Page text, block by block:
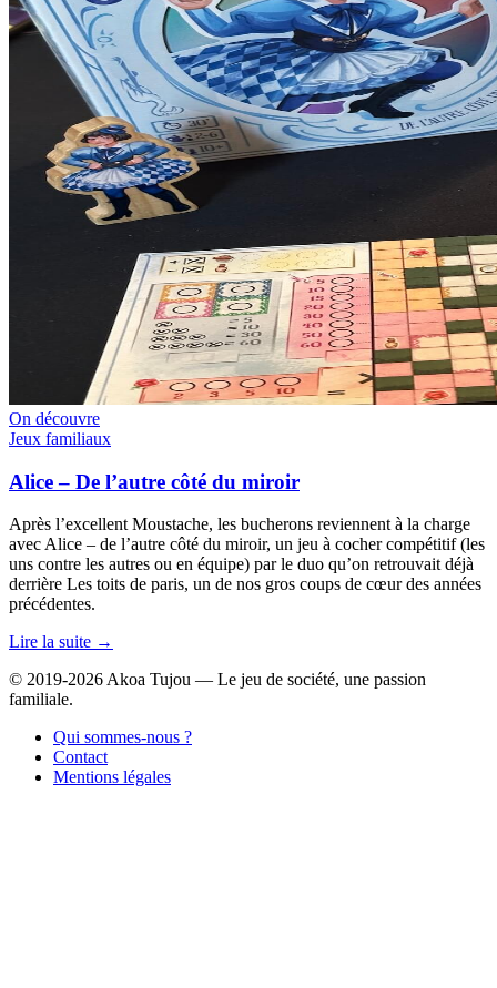
On découvre
Jeux familiaux
Alice – De l’autre côté du miroir
Après l’excellent Moustache, les bucherons reviennent à la charge
avec Alice – de l’autre côté du miroir, un jeu à cocher compétitif (les
uns contre les autres ou en équipe) par le duo qu’on retrouvait déjà
derrière Les toits de paris, un de nos gros coups de cœur des années
précédentes.
Lire la suite →
© 2019-2026 Akoa Tujou — Le jeu de société, une passion
familiale.
Qui sommes-nous ?
Contact
Mentions légales